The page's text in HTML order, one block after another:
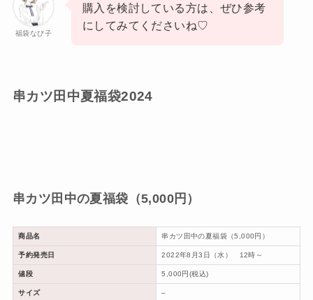
福袋なび子
購入を検討している方は、ぜひ参考
にしてみてくださいね♡
串カツ田中夏福袋2024
串カツ田中の夏福袋（5,000円）
商品名 串カツ田中の夏福袋（5,000円）
予約発売日 2022年8月3日（水） 12時～
値段 5,000円(税込)
サイズ –